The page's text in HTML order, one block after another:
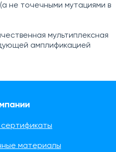
не точечными мутациями в
мультиплексная
амплификацией
материалы